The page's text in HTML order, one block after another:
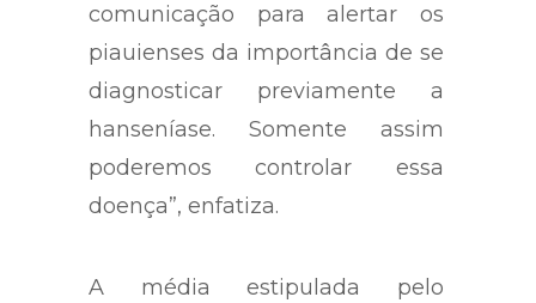
comunicação para alertar os
piauienses da importância de se
diagnosticar previamente a
hanseníase. Somente assim
poderemos controlar essa
doença”, enfatiza.
A média estipulada pelo